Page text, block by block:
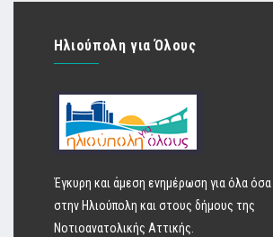
Ηλιούπολη για Όλους
Έγκυρη και άμεση ενημέρωση για όλα όσα
στην Ηλιούπολη και στους δήμους της
Νοτιοανατολικής Αττικής.